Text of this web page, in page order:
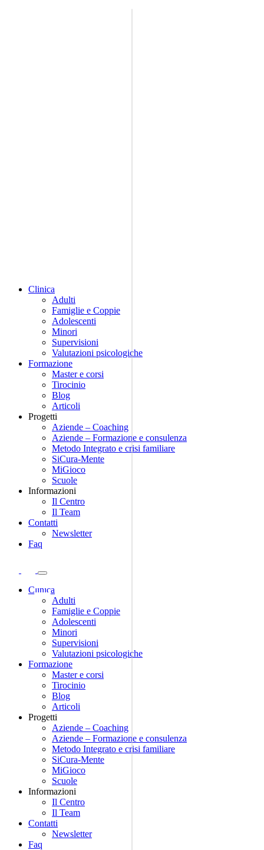
Clinica
Adulti
Famiglie e Coppie
Adolescenti
Minori
Supervisioni
Valutazioni psicologiche
Formazione
Master e corsi
Tirocinio
Blog
Articoli
Progetti
Aziende – Coaching
Aziende – Formazione e consulenza
Metodo Integrato e crisi familiare
SiCura-Mente
MiGioco
Scuole
Informazioni
Il Centro
Il Team
Contatti
Newsletter
Faq
Clinica
Adulti
Famiglie e Coppie
Adolescenti
Minori
Supervisioni
Valutazioni psicologiche
Formazione
Master e corsi
Tirocinio
Blog
Articoli
Progetti
Aziende – Coaching
Aziende – Formazione e consulenza
Metodo Integrato e crisi familiare
SiCura-Mente
MiGioco
Scuole
Informazioni
Il Centro
Il Team
Contatti
Newsletter
Faq